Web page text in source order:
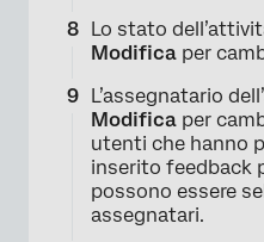
Lo stato
Modifica per
L’assegnatario
Modifica per
utenti che hanno
inserito feedback
possono essere
assegnatari.